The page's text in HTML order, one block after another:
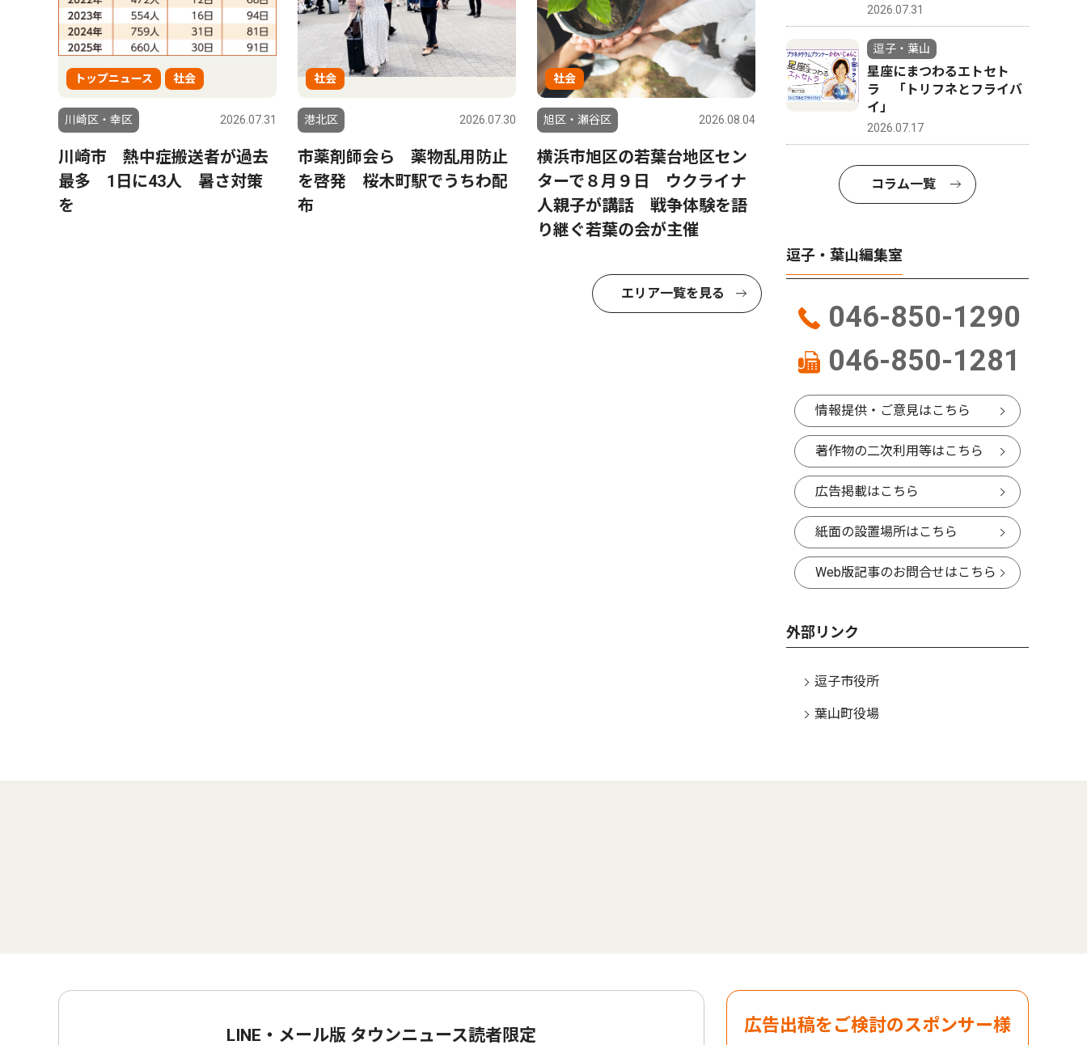
トップニュース 社会
川崎区・幸区 2026.07.31
川崎市 熱中症搬送者が過去
最多 1日に43人 暑さ対策
を
社会
港北区 2026.07.30
市薬剤師会ら 薬物乱用防止
を啓発 桜木町駅でうちわ配
布
社会
旭区・瀬谷区 2026.08.04
横浜市旭区の若葉台地区セン
ターで８月９日 ウクライナ
人親子が講話 戦争体験を語
り継ぐ若葉の会が主催
エリア一覧を見る
2026.07.31
逗子・葉山
星座にまつわるエトセト
ラ 「トリフネとフライバ
イ」
2026.07.17
コラム一覧
逗子・葉山編集室
046-850-1290
046-850-1281
情報提供・ご意見はこちら
著作物の二次利用等はこちら
広告掲載はこちら
紙面の設置場所はこちら
Web版記事のお問合せはこちら
外部リンク
逗子市役所
葉山町役場
LINE・メール版 タウンニュース読者限定 広告出稿をご検討のスポンサー様